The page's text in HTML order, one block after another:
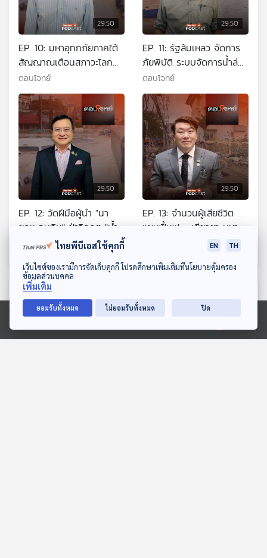
ดาวน์โหลด Thai PBS Podcast Application
Ⓒ 2020 องค์การกระจายเสียงและแพร่ภาพสาธารณะแห่งประเทศไทย
29:50
EP. 10: มหาอุทกภัยภาคใต้
สัญญาณเตือนสภาวะโลก
เดือด ?
ตอบโจทย์
29:50
EP. 11: รัฐล้มเหลว จัดการ
ภัยพิบัติ ระบบจัดการน้ำล่ม
?
ตอบโจทย์
29:50
EP. 12: วัดฝีมือผู้นำ "นา
ยกฯ อนุทิน" ฝ่าวิกฤต "น้ำ
ท่วมใหญ่ภาคใต้" ?
ตอบโจทย์
29:50
EP. 13: จำนวนผู้เสียชีวิต
แผนฟื้นฟู - เยียวยา มหา
ตอนที่เกี่ยวข้อง
ไทยพีบีเอสใช้คุกกี้ EN TH
เว็บไซต์ของเรามีการจัดเก็บคุกกี้ โปรดศึกษาเพิ่มเติมที่นโยบายคุ้มครอง
ข้อมูลส่วนบุคคล
เพิ่มเติม
ยอมรับทั้งหมด ไม่ยอมรับทั้งหมด ปิด